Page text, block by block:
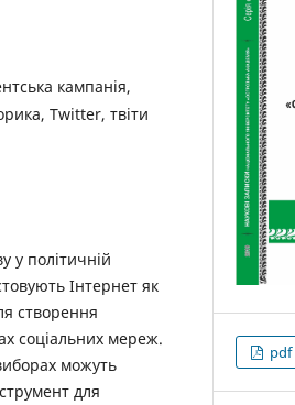
кампанія,
Twitter, твіти
у політичній
Інтернет як
створення
соціальних мереж.
можуть
для
pdf